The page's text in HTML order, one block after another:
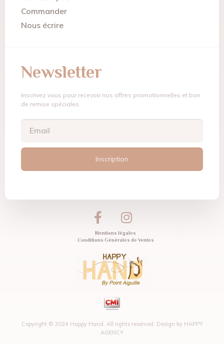
Commander
Nous écrire
Newsletter
Inscrivez vous pour recevoir nos offres promotionnelles et bon
de remise spéciales
Inscription
Mentions légales
Conditions Générales de Ventes
Copyright © 2024 Happy Hand. All rights reserved. Design by HAPPY
AGENCY